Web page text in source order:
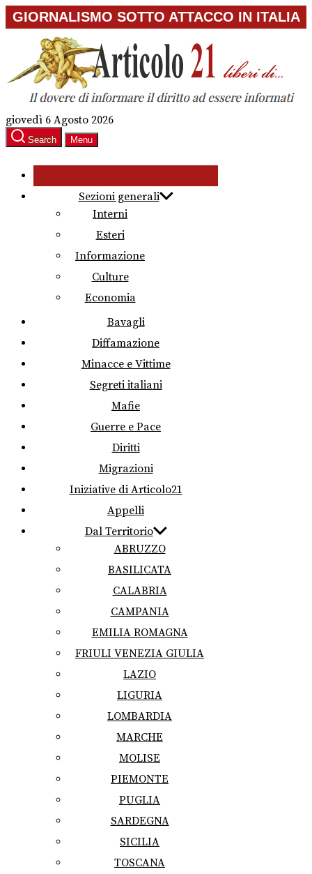
Skip
to
content
GIORNALISMO SOTTO ATTACCO IN ITALIA
giovedì 6 Agosto 2026
Search Menu
Sezioni generali
Interni
Esteri
Informazione
Culture
Economia
Bavagli
Diffamazione
Minacce e Vittime
Segreti italiani
Mafie
Guerre e Pace
Diritti
Migrazioni
Iniziative di Articolo21
Appelli
Dal Territorio
ABRUZZO
BASILICATA
CALABRIA
CAMPANIA
EMILIA ROMAGNA
FRIULI VENEZIA GIULIA
LAZIO
LIGURIA
LOMBARDIA
MARCHE
MOLISE
PIEMONTE
PUGLIA
SARDEGNA
SICILIA
TOSCANA